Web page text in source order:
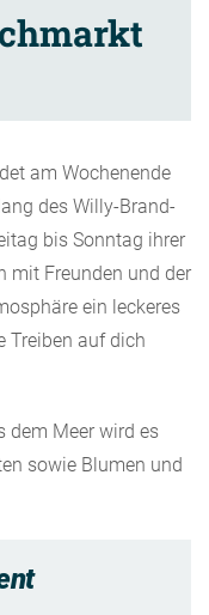
am Wochenende
des Willy-Brand-
bis Sonntag ihrer
mit Freunden und der
ein leckeres
Treiben auf dich
dem Meer wird es
sowie Blumen und